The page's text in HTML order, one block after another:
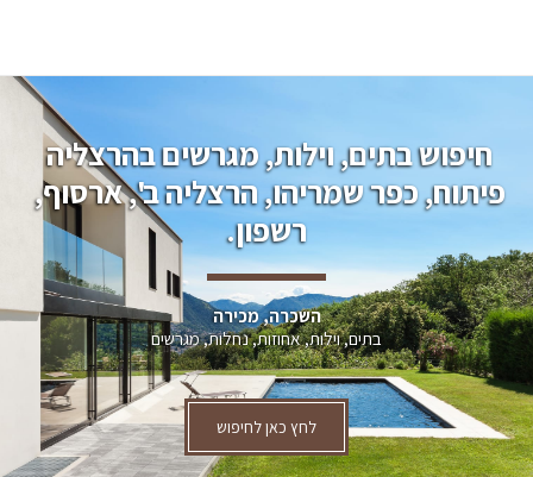
חיפוש בתים, וילות, מגרשים בהרצליה
פיתוח, כפר שמריהו, הרצליה ב', ארסוף,
רשפון.
השכרה, מכירה
בתים, וילות, אחוזות, נחלות, מגרשים
לחץ כאן לחיפוש